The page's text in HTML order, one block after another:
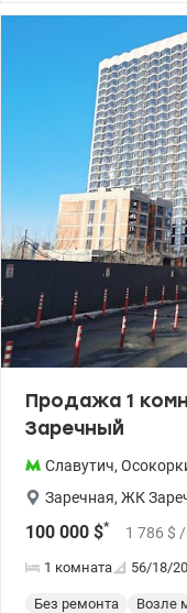
централизованное.
электроэнергии.
входные
терморегуляторами.
линия от Днепра. Из
Продажа 1
Заречный
Славутич,
Заречная, ЖК
100 000 $* 1 786 $
1 комната 56/18/20
Без ремонта Возле